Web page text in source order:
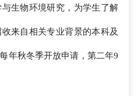
生物环境研究，为学生了解
来自相关专业背景的本科及
年秋冬季开放申请，第二年9